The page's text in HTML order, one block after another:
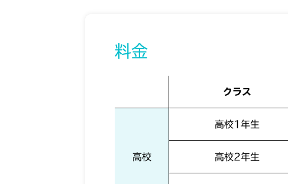
料金
クラス
高校
高校1年生
高校2年生